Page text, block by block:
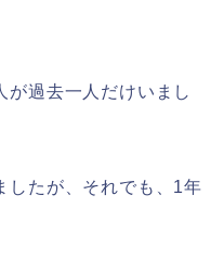
が過去一人だけいまし
したが、それでも、1年